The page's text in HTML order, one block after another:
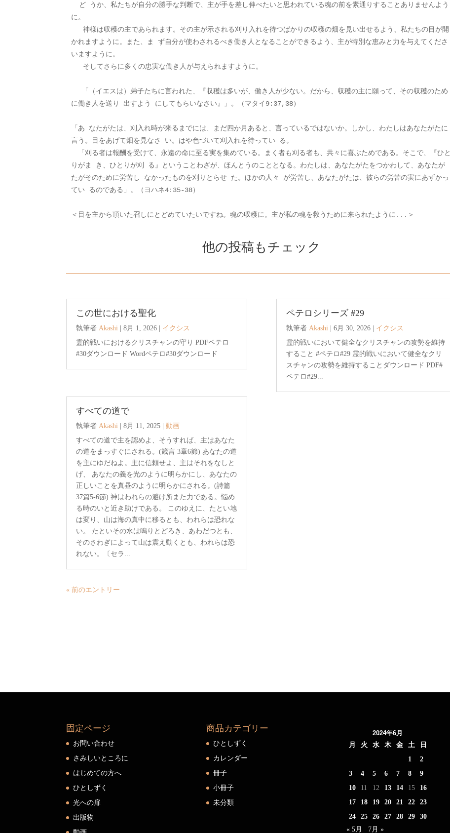
に。
   神様は収穫の主であられます。その主が示される刈り入れを待つばかりの収穫の畑を見い出せるよう、私たちの目が開
かれますように。また、ま ず自分が使わされるべき働き人となることができるよう、主が特別な恵みと力を与えてくださ
いますように。
   そしてさらに多くの忠実な働き人が与えられますように。
「（イエスは）弟子たちに言われた、『収穫は多いが、働き人が少ない。だから、収穫の主に願って、その収穫のため
に働き人を送り 出すよう にしてもらいなさい』」。（マタイ9:37,38）
「あ なたがたは、刈入れ時が来るまでには、まだ四か月あると、言っているではないか。しかし、わたしはあなたがたに
言う。目をあげて畑を見なさ い。はや色づいて刈入れを待ってい る。
「刈る者は報酬を受けて、永遠の命に至る実を集めている。まく者も刈る者も、共々に喜ぶためである。そこで、『ひと
りがま き、ひとりが刈 る』ということわざが、ほんとうのこととなる。わたしは、あなたがたをつかわして、あなたが
たがそのために労苦し なかったものを刈りとらせ た。ほかの人々 が労苦し、あなたがたは、彼らの労苦の実にあずかっ
てい るのである」。（ヨハネ4:35-38）
＜目を主から頂いた召しにとどめていたいですね。魂の収穫に。主が私の魂を救うために来られたように...＞
他の投稿もチェック
この世における聖化
執筆者Akashi |8月 1, 2026
イクシス
霊的戦いにおけるクリスチャンの守り PDFペテロ
#30ダウンロード Wordペテロ#30ダウンロード
すべての道で
執筆者 Akashi |8月 11, 2025 |動画
すべての道で主を認めよ、そうすれば、主はあなた
の道をまっすぐにされる。(箴言 3章6節) あなたの道
を主にゆだねよ。主に信頼せよ、主はそれをなしと
げ、 あなたの義を光のように明らかにし、あなたの
正しいことを真昼のように明らかにされる。(詩篇
37篇5-6節) 神はわれらの避け所また力である。悩め
る時のいと近き助けである。 このゆえに、たとい地
は変り、山は海の真中に移るとも、われらは恐れな
い。 たといその水は鳴りとどろき、あわだつとも、
そのさわぎによって山は震え動くとも、われらは恐
れない。〔セラ...
ペテロシリーズ #29
執筆者 Akashi| 6月 30, 2026| イクシス
霊的戦いにおいて健全なクリスチャンの攻勢を維持
すること #ペテロ#29 霊的戦いにおいて健全なクリ
スチャンの攻勢を維持することダウンロード PDF#
ペテロ#29...
« 前のエントリー
固定ページ
お問い合わせ
さみしいところに
はじめての方へ
ひとしずく
光への扉
出版物
商品カテゴリー
ひとしずく
カレンダー
冊子
小冊子
未分類
2024年6月
月
火 水 木 金 土
日
1
2
3
4 5 6 7 8
9
10
11 12 13 14 15
16
17
18 19 20 21 22
23
24
25 26 27 28 29
30
« 5月
7月 »